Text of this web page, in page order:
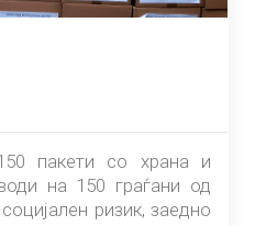
пакети со храна и
на 150 граѓани од
ризик, заедно